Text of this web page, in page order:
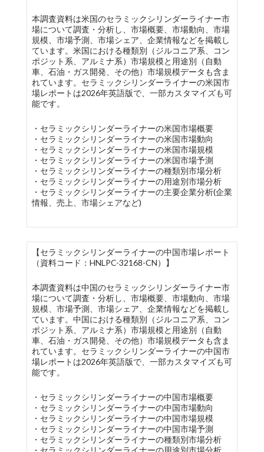
本調査資料は米国のセラミックシリンダーライナー市
場について調査・分析し、市場概要、市場動向、市場
規模、市場予測、市場シェア、企業情報などを掲載し
ています。米国における種類別（ジルコニア系、コン
ポジット系、アルミナ系）市場規模と用途別（自動
車、石油・ガス開発、その他）市場規模データも含ま
れています。セラミックシリンダーライナーの米国市
場レポートは2026年英語版で、一部カスタマイズも可
能です。
・セラミックシリンダーライナーの米国市場概要
・セラミックシリンダーライナーの米国市場動向
・セラミックシリンダーライナーの米国市場規模
・セラミックシリンダーライナーの米国市場予測
・セラミックシリンダーライナーの種類別市場分析
・セラミックシリンダーライナーの用途別市場分析
・セラミックシリンダーライナーの主要企業分析(企業
情報、売上、市場シェアなど)
【セラミックシリンダーライナーの中国市場レポート
（資料コード：HNLPC-32168-CN）】
本調査資料は中国のセラミックシリンダーライナー市
場について調査・分析し、市場概要、市場動向、市場
規模、市場予測、市場シェア、企業情報などを掲載し
ています。中国における種類別（ジルコニア系、コン
ポジット系、アルミナ系）市場規模と用途別（自動
車、石油・ガス開発、その他）市場規模データも含ま
れています。セラミックシリンダーライナーの中国市
場レポートは2026年英語版で、一部カスタマイズも可
能です。
・セラミックシリンダーライナーの中国市場概要
・セラミックシリンダーライナーの中国市場動向
・セラミックシリンダーライナーの中国市場規模
・セラミックシリンダーライナーの中国市場予測
・セラミックシリンダーライナーの種類別市場分析
・セラミックシリンダーライナーの用途別市場分析